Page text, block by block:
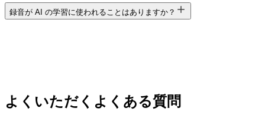
録音が AI の学習に使われることはありますか？
よくいただく よくある質問